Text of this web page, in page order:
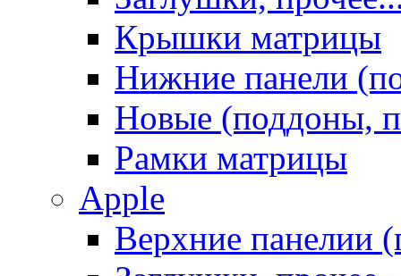
Крышки матрицы
Нижние панели
Новые (поддоны,
Рамки матрицы
Apple
Верхние панелии